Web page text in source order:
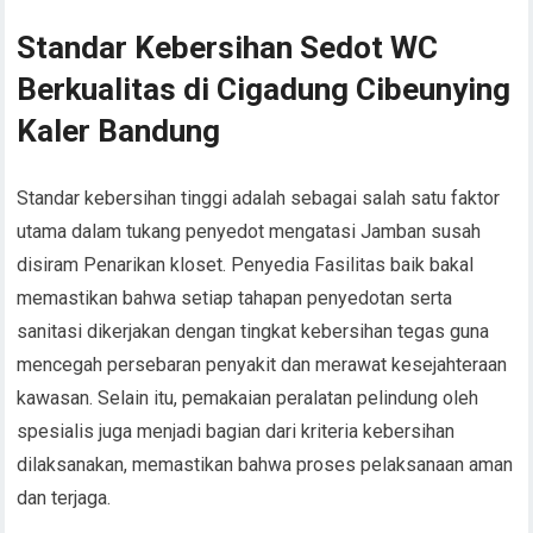
Standar Kebersihan Sedot WC
Berkualitas di Cigadung Cibeunying
Kaler Bandung
Standar kebersihan tinggi adalah sebagai salah satu faktor
utama dalam tukang penyedot mengatasi Jamban susah
disiram Penarikan kloset. Penyedia Fasilitas baik bakal
memastikan bahwa setiap tahapan penyedotan serta
sanitasi dikerjakan dengan tingkat kebersihan tegas guna
mencegah persebaran penyakit dan merawat kesejahteraan
kawasan. Selain itu, pemakaian peralatan pelindung oleh
spesialis juga menjadi bagian dari kriteria kebersihan
dilaksanakan, memastikan bahwa proses pelaksanaan aman
dan terjaga.